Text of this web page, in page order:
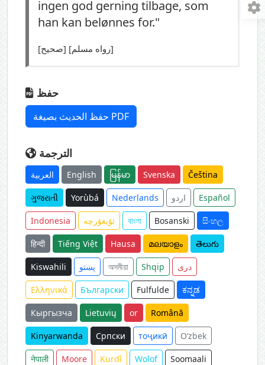
ingen god gerning tilbage, som
han kan belønnes for."
[صحيح] [رواه مسلم]
حفظ
حفظ الحديث بصيغة PDF
الترجمة
العربية English မြန်မာ Svenska Čeština
ગુજરાતી Yorùbá Nederlands اردو Español
Indonesia ئۇيغۇرچە বাংলা Bosanski සිංහල
हिन्दी Tiếng Việt Hausa മലയാളം తెలుగు
Kiswahili پښتو অসমীয়া Shqip دری
Ελληνικά Български Fulfulde ಕನ್ನಡ
Кыргызча Lietuvių or Română
Kinyarwanda Српски тоҷикӣ O‘zbek
नेपाली Moore Kurdî Wolof Soomaali